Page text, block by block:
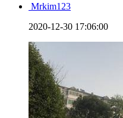
Mrkim123
2020-12-30 17:06:00